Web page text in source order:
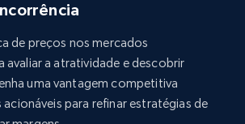
322+
search
Sponsored, Initial price, Final
de preços nos mercados
avaliar a atratividade e descobrir
uma vantagem competitiva
para refinar estratégias de